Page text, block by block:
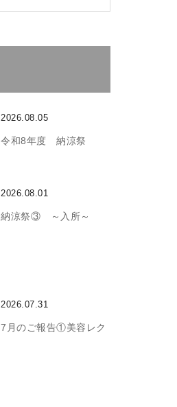
2026.08.05
令和8年度 納涼祭
2026.08.01
納涼祭③ ～入所～
2026.07.31
7月のご報告①美容レク